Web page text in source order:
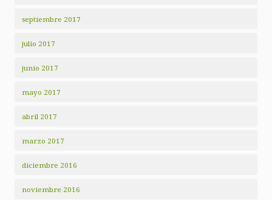
septiembre 2017
julio 2017
junio 2017
mayo 2017
abril 2017
marzo 2017
diciembre 2016
noviembre 2016